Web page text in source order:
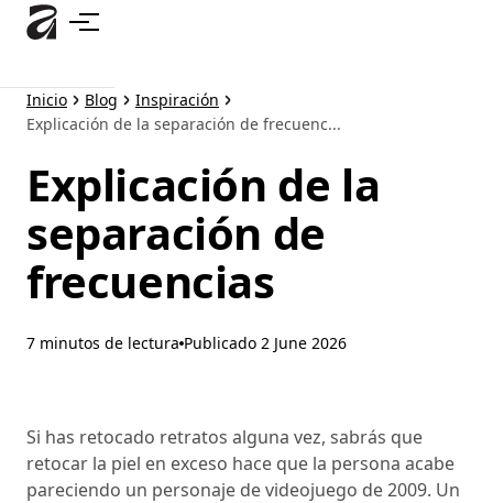
principal
Inicio Blog
Inspiración
Explicación de la separación de frecuenc...
Explicación de la
separación de
frecuencias
7 minutos de lectura Publicado 2 June 2026
Si has retocado retratos alguna vez, sabrás que
retocar la piel en exceso hace que la persona acabe
pareciendo un personaje de videojuego de 2009. Un